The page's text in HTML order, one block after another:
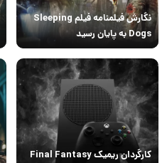
نگارش فیلمنامه فیلم Sleeping
Dogs به پایان رسید
کارگردان ریمیک Final Fantasy